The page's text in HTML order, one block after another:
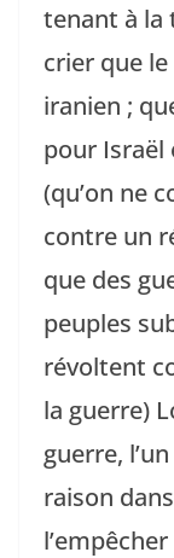
tenant à la
crier que
iranien ;
pour Israël
(qu’on ne
contre un
que des
peuples
révoltent
la guerre)
guerre,
raison